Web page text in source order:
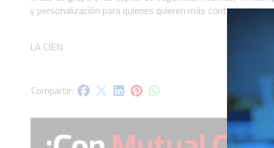
y personalización para quienes quieren más control sobre
LA CIEN